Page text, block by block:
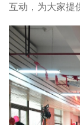
互动，为大家提